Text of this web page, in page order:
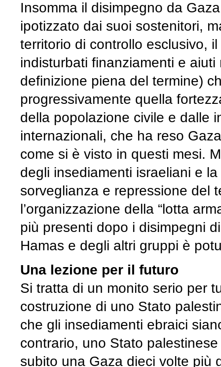
Insomma il disimpegno da
ipotizzato dai suoi sostenitori,
territorio di controllo esclusivo,
indisturbati finanziamenti e
definizione piena del termine)
progressivamente quella
della popolazione civile e dalle
internazionali, che ha reso
come si è visto in questi mesi.
degli insediamenti israeliani e
sorveglianza e repressione del
l’organizzazione della “lotta
più presenti dopo i disimpegni
Hamas e degli altri gruppi è
Una lezione per il futuro
Si tratta di un monito serio per
costruzione di uno Stato
che gli insediamenti ebraici
contrario, uno Stato
subito una Gaza dieci volte più